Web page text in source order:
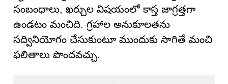
సంబంధాలు, ఖర్చుల విషయంలో కాస్త జాగ్రత్తగా
ఉండటం మంచిది. గ్రహాల అనుకూలతను
సద్వినియోగం చేసుకుంటూ ముందుకు సాగితే మంచి
ఫలితాలు పొందవచ్చు.